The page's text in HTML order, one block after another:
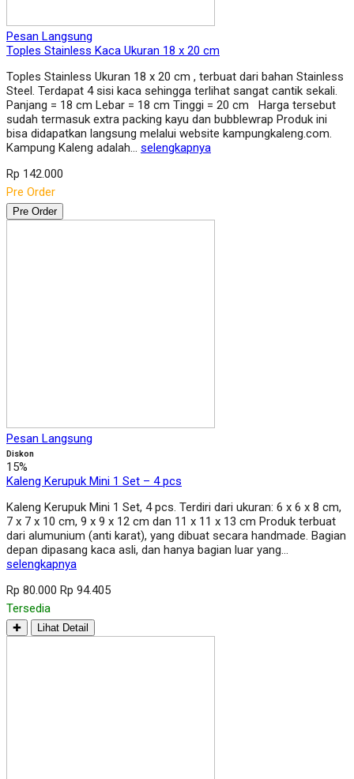
Pesan Langsung
Toples Stainless Kaca Ukuran 18 x 20 cm
Toples Stainless Ukuran 18 x 20 cm , terbuat dari bahan Stainless
Steel. Terdapat 4 sisi kaca sehingga terlihat sangat cantik sekali.
Panjang = 18 cm Lebar = 18 cm Tinggi = 20 cm Harga tersebut
sudah termasuk extra packing kayu dan bubblewrap Produk ini
bisa didapatkan langsung melalui website kampungkaleng.com.
Kampung Kaleng adalah… selengkapnya
Rp 142.000
Pre Order
Pre Order
Pesan Langsung
Diskon
15%
Kaleng Kerupuk Mini 1 Set – 4 pcs
Kaleng Kerupuk Mini 1 Set, 4 pcs. Terdiri dari ukuran: 6 x 6 x 8 cm,
7 x 7 x 10 cm, 9 x 9 x 12 cm dan 11 x 11 x 13 cm Produk terbuat
dari alumunium (anti karat), yang dibuat secara handmade. Bagian
depan dipasang kaca asli, dan hanya bagian luar yang…
selengkapnya
Rp 80.000 Rp 94.405
Tersedia
✚ Lihat Detail